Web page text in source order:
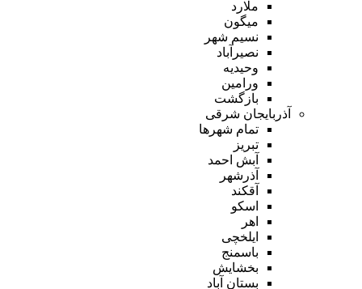
ملارد
میگون
نسیم شهر
نصیرآباد
وحیدیه
ورامین
بازگشت
آذربایجان شرقی
تمام شهر‌ها
تبریز
آبش احمد
آذرشهر
آقکند
اسکو
اهر
ایلخچی
باسمنج
بخشایش
بستان آباد